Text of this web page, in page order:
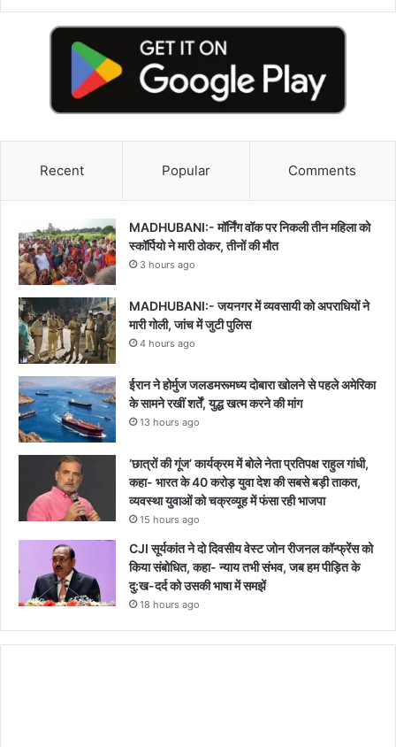
Recent Popular Comments
MADHUBANI:- मॉर्निंग वॉक पर निकली तीन महिला को
स्कॉर्पियो ने मारी ठोकर, तीनों की मौत
3 hours ago
MADHUBANI:- जयनगर में व्यवसायी को अपराधियों ने
मारी गोली, जांच में जुटी पुलिस
4 hours ago
ईरान ने होर्मुज जलडमरूमध्य दोबारा खोलने से पहले अमेरिका
के सामने रखीं शर्तें, युद्ध खत्म करने की मांग
13 hours ago
‘छात्रों की गूंज’ कार्यक्रम में बोले नेता प्रतिपक्ष राहुल गांधी,
कहा- भारत के 40 करोड़ युवा देश की सबसे बड़ी ताकत,
व्यवस्था युवाओं को चक्रव्यूह में फंसा रही भाजपा
15 hours ago
CJI सूर्यकांत ने दो दिवसीय वेस्ट जोन रीजनल कॉन्फ्रेंस को
किया संबोधित, कहा- न्याय तभी संभव, जब हम पीड़ित के
दु:ख-दर्द को उसकी भाषा में समझें
18 hours ago